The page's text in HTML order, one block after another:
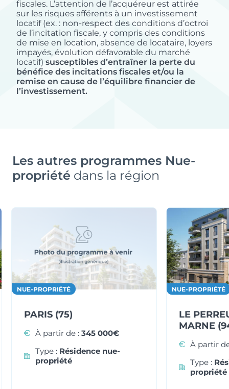
fiscales. L’attention de l’acquéreur est attirée
sur les risques afférents à un investissement
locatif (ex. : non-respect des conditions d’octroi
de l’incitation fiscale, y compris des conditions
de mise en location, absence de locataire, loyers
impayés, évolution défavorable du marché
locatif) susceptibles d’entraîner la perte du
bénéfice des incitations fiscales et/ou la
remise en cause de l’équilibre financier de
l’investissement.
Les autres programmes Nue-
propriété dans la région
NUE-PROPRIÉTÉ
PARIS (75)
À partir de : 345 000€
Type : Résidence nue-
propriété
NUE-PROPRIÉTÉ
LE
MARNE
À partir
Type :
propriété